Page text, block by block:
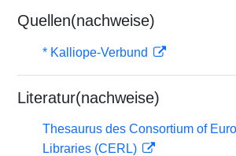
Quellen(nachweise)
* Kalliope-Verbund
Literatur(nachweise)
Thesaurus des Consortium of
Libraries (CERL)